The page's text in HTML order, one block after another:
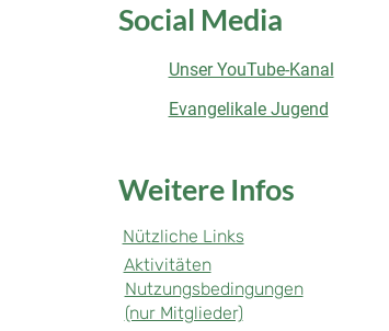
Social Media
Unser YouTube-Kanal
Evangelikale Jugend
Weitere Infos
Nützliche Links
Aktivitäten
Nutzungsbedingungen
(nur Mitglieder)